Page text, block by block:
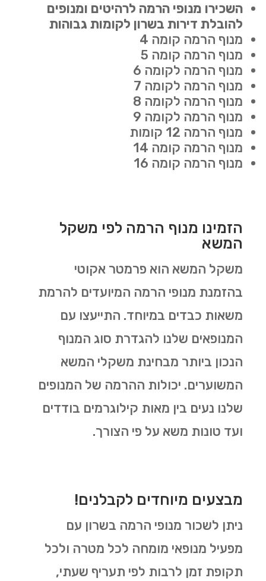
השכירו מנופי הרמה לרהיטים ומנופים
להובלת דירות בשרון לקומות גבוהות
מנוף הרמה קומה 4
מנוף הרמה קומה 5
מנוף הרמה לקומה 6
מנוף הרמה לקומה 7
מנוף הרמה לקומה 8
מנוף הרמה לקומה 9
מנוף הרמה 12 קומות
מנוף הרמה קומה 14
מנוף הרמה קומה 16
הזמינו מנוף הרמה לפי משקל
המשא
משקל המשא הוא פרמטר אקוטי
בהזמנת מנופי הרמה המיועדים להרמת
משאות כבדים במיוחד. התייעצו עם
המנופאים שלנו להגדרת סוג המנוף
הנכון ביותר מבחינת משקלי המשא
המשוערים. יכולות ההרמה של המנופים
שלנו נעים בין מאות קילוגרמים בודדים
ועד טונות משא על פי הצורך.
מבצעים מיוחדים לקבלנים!
ניתן לשכור מנופי הרמה בשרון עם
מפעיל מנופאי מומחה לכל מטרה ולכל
תקופת זמן לרבות לפי תעריף שעתי,